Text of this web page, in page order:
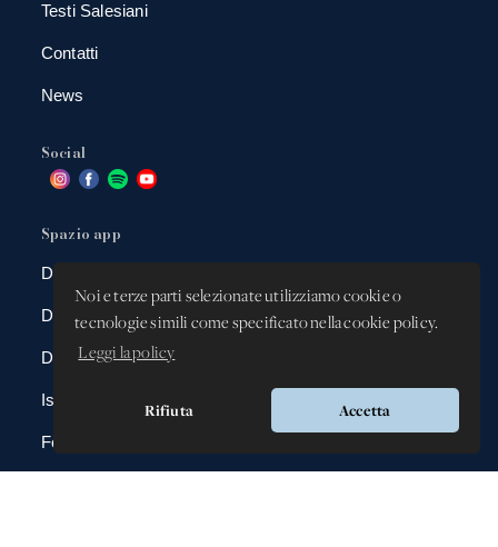
Noi e terze parti selezionate utilizziamo cookie o
tecnologie simili come specificato nella cookie policy.
Leggi la policy
Rifiuta Accetta
Testi Salesiani
Contatti
News
Social
Spazio app
DBAnima
DBContest
DBDrive
Iscrizioni
Fotografie